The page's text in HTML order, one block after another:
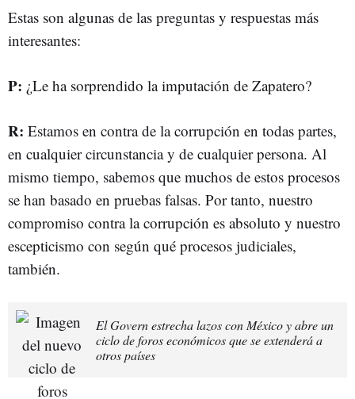
Estas son algunas de las preguntas y respuestas más
interesantes:
P: ¿Le ha sorprendido la imputación de Zapatero?
R: Estamos en contra de la corrupción en todas partes,
en cualquier circunstancia y de cualquier persona. Al
mismo tiempo, sabemos que muchos de estos procesos
se han basado en pruebas falsas. Por tanto, nuestro
compromiso contra la corrupción es absoluto y nuestro
escepticismo con según qué procesos judiciales,
también.
El Govern estrecha lazos con México y abre un
ciclo de foros económicos que se extenderá a
otros países